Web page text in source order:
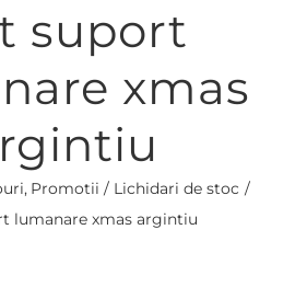
suport
xmas
Promotii / Lichidari de stoc
lumanare xmas argintiu